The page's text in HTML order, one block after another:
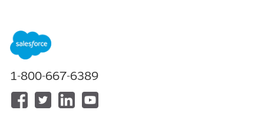
för prishantering.
Aktivera värderingsvattenfall
värderingsprocessen. Låt säga att medan du beräknar det
reda på att rabatten är mindre än förväntat. Med
1-800-667-6389